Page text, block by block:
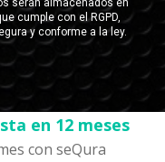
en 12 meses
con seQura